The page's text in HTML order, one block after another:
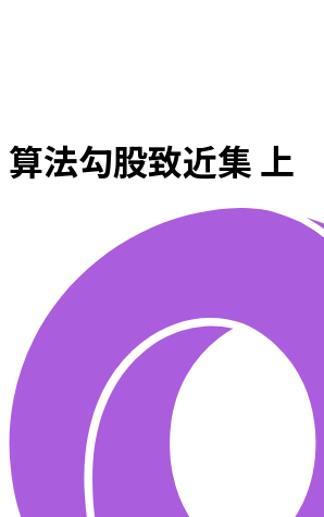
算法勾股致近集 上